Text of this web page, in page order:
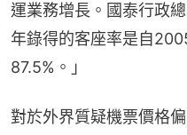
運業務增長。國泰行政
年錄得的客座率是自
87.5%。」
對於外界質疑機票價格